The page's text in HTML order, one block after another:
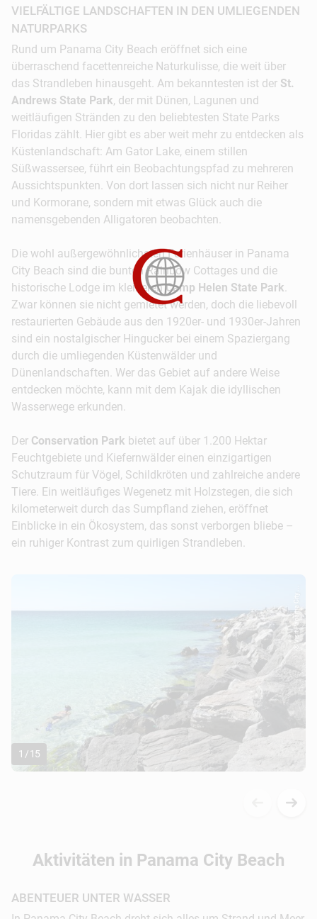
© Panama City Beach
17:00 Uhr:Bei einer spannenden Eco
Airboattour Alligatoren, Delfine und
Raubvögel aus nächster Nähe bewundern. Die
und die Backwaters der West Bay. Erleben Sie die
beeindruckende Naturlandschaft dieser Region
vom Wasser aus.
19:00 Uhr: Für ein köstliches Abendessen
empfehlen wir das The Grand Marlin. Bei einem
fruchtigen Cocktail oder Wein zu den schönen
VIELFÄLTIGE LANDSCHAFTEN IN DEN UMLIEGENDEN
NATURPARKS
Rund um Panama City Beach eröffnet sich eine
überraschend facettenreiche Naturkulisse, die weit über
das Strandleben hinausgeht. Am bekanntesten ist der St.
Andrews State Park, der mit Dünen, Lagunen und
weitläufigen Stränden zu den beliebtesten State Parks
Floridas zählt. Hier gibt es aber weit mehr zu entdecken als
Küstenlandschaft: Am Gator Lake, einem stillen
Süßwassersee, führt ein Beobachtungspfad zu mehreren
Aussichtspunkten. Von dort lassen sich nicht nur Reiher
und Kormorane, sondern mit etwas Glück auch die
namensgebenden Alligatoren beobachten.
Die wohl außergewöhnlichsten Ferienhäuser in Panama
City Beach sind die bunten Rainbow Cottages und die
historische Lodge im kleinerenCamp Helen State Park.
Zwar können sie nicht gemietet werden, doch die liebevoll
restaurierten Gebäude aus den 1920er- und 1930er-Jahren
sind ein nostalgischer Hingucker bei einem Spaziergang
durch die umliegenden Küstenwälder und
Dünenlandschaften. Wer das Gebiet auf andere Weise
entdecken möchte, kann mit dem Kajak die idyllischen
Wasserwege erkunden.
Der Conservation Park bietet auf über 1.200 Hektar
Feuchtgebiete und Kiefernwälder einen einzigartigen
Schutzraum für Vögel, Schildkröten und zahlreiche andere
Tiere. Ein weitläufiges Wegenetz mit Holzstegen, die sich
kilometerweit durch das Sumpfland ziehen, eröffnet
Einblicke in ein Ökosystem, das sonst verborgen bliebe –
ein ruhiger Kontrast zum quirligen Strandleben.
© Visit Panama City ...
1 /15
Aktivitäten in Panama City Beach
ABENTEUER UNTER WASSER